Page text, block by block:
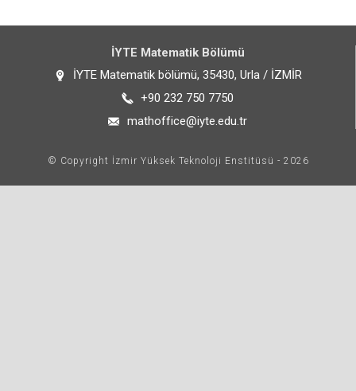
İYTE Matematik Bölümü
İYTE Matematik bölümü, 35430, Urla / İZMİR
+90 232 750 7750
mathoffice@iyte.edu.tr
© Copyright İzmir Yüksek Teknoloji Enstitüsü - 2026